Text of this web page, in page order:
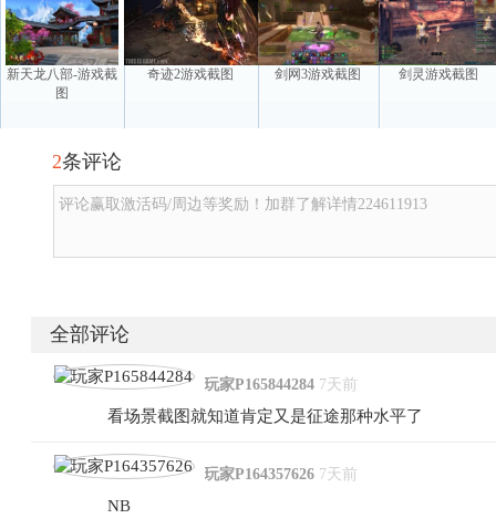
新天龙八部-游戏截
图
奇迹2游戏截图 剑网3游戏截图 剑灵游戏截图
2条评论
评论赢取激活码/周边等奖励！加群了解详情224611913
全部评论
玩家P165844284 7天前
看场景截图就知道肯定又是征途那种水平了
玩家P164357626 7天前
NB